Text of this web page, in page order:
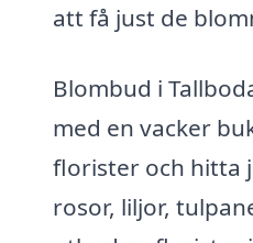
att få just de
Blombud i
med en vacker
florister och hitta
rosor, liljor,